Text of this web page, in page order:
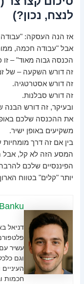
לנצח, נכון?)
אז הנה העסקה:
אבל "עבודה חכמה,
הכנסה גבוה מאוד" –
זה דורש השקעה – של
זה דורש אסטרטגיה.
זה דורש סבלנות.
ובעיקר, זה דורש
את ההכנסה שלכם
משקיעים באופן ישיר.
בין אם זה דרך
המסע הזה לא קל, אבל
הפיננסיים שלכם
יותר "קלים" בטווח
Banku
עשיר
וגם
חכמות